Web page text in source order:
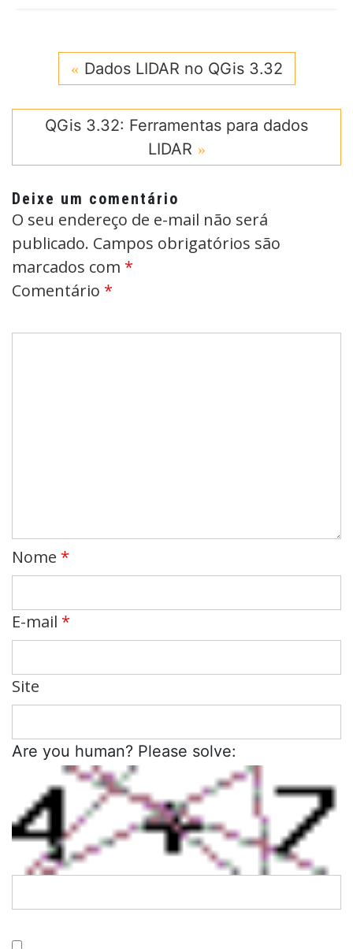
Dados LIDAR no QGis 3.32
QGis 3.32: Ferramentas para dados
LIDAR
Deixe um comentário
O seu endereço de e-mail não será
publicado. Campos obrigatórios são
marcados com *
Comentário *
Nome *
E-mail *
Site
Are you human? Please solve: